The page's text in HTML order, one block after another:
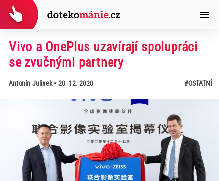
Vivo a OnePlus uzavírají spolupráci
se zvučnými partnery
Antonín Julinek• 20. 12. 2020 #OSTATNÍ